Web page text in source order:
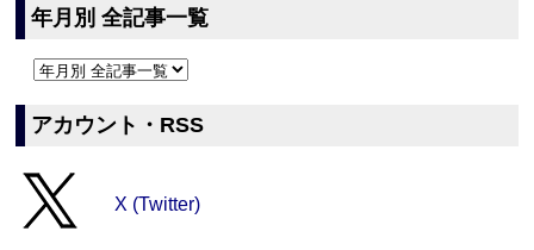
年月別 全記事一覧
アカウント・RSS
X (Twitter)